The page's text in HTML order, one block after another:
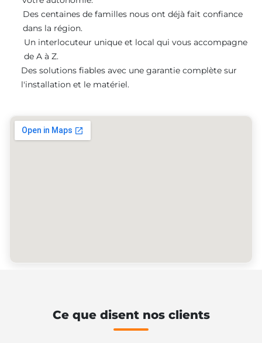
Des centaines de familles nous ont déjà fait confiance
dans la région.
Un interlocuteur unique et local qui vous accompagne
de A à Z.
Des solutions fiables avec une garantie complète sur
l'installation et le matériel.
Ce que disent nos clients